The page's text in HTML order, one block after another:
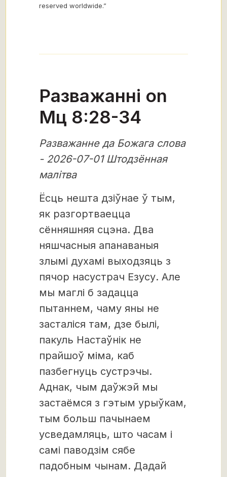
reserved worldwide.”
Разважанні on
Мц 8:28-34
Разважанне да Божага слова
- 2026-07-01 Штодзённая
малітва
Ёсць нешта дзіўнае ў тым,
як разгортваецца
сённяшняя сцэна. Два
няшчасныя апанаваныя
злымі духамі выходзяць з
пячор насустрач Езусу. Але
мы маглі б задацца
пытаннем, чаму яны не
засталіся там, дзе былі,
пакуль Настаўнік не
прайшоў міма, каб
пазбегнуць сустрэчы.
Аднак, чым даўжэй мы
застаёмся з гэтым урыўкам,
тым больш пачынаем
усведамляць, што часам і
самі паводзім сябе
падобным чынам. Дадай